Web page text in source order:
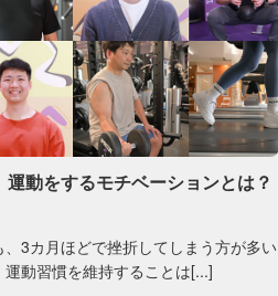
動をするモチベーションとは？
3カ月ほどで挫折してしまう方が多い
動習慣を維持することは[...]